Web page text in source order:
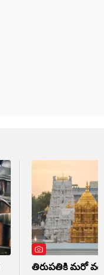
తిరుపతికి మరో